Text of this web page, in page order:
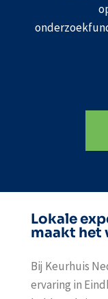
Lokale
maakt het
Bij Keurhuis
ervaring in